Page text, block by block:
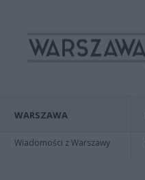
WARSZAWA
Wiadomości z Warszawy